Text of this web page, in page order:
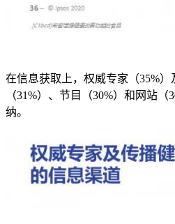
在信息获取上，权威专家（35%
（31%）、节目（30%）和网站
纳。